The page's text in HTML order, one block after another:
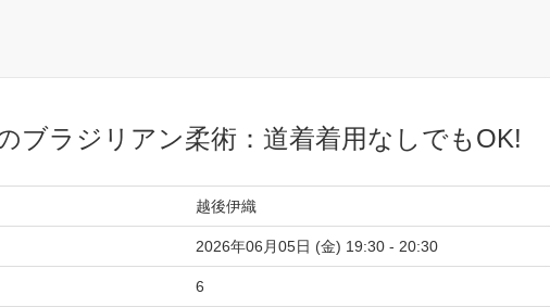
ブラジリアン柔術：道着着用なしでもOK!
越後伊織
2026年06月05日 (金) 19:30 - 20:30
6